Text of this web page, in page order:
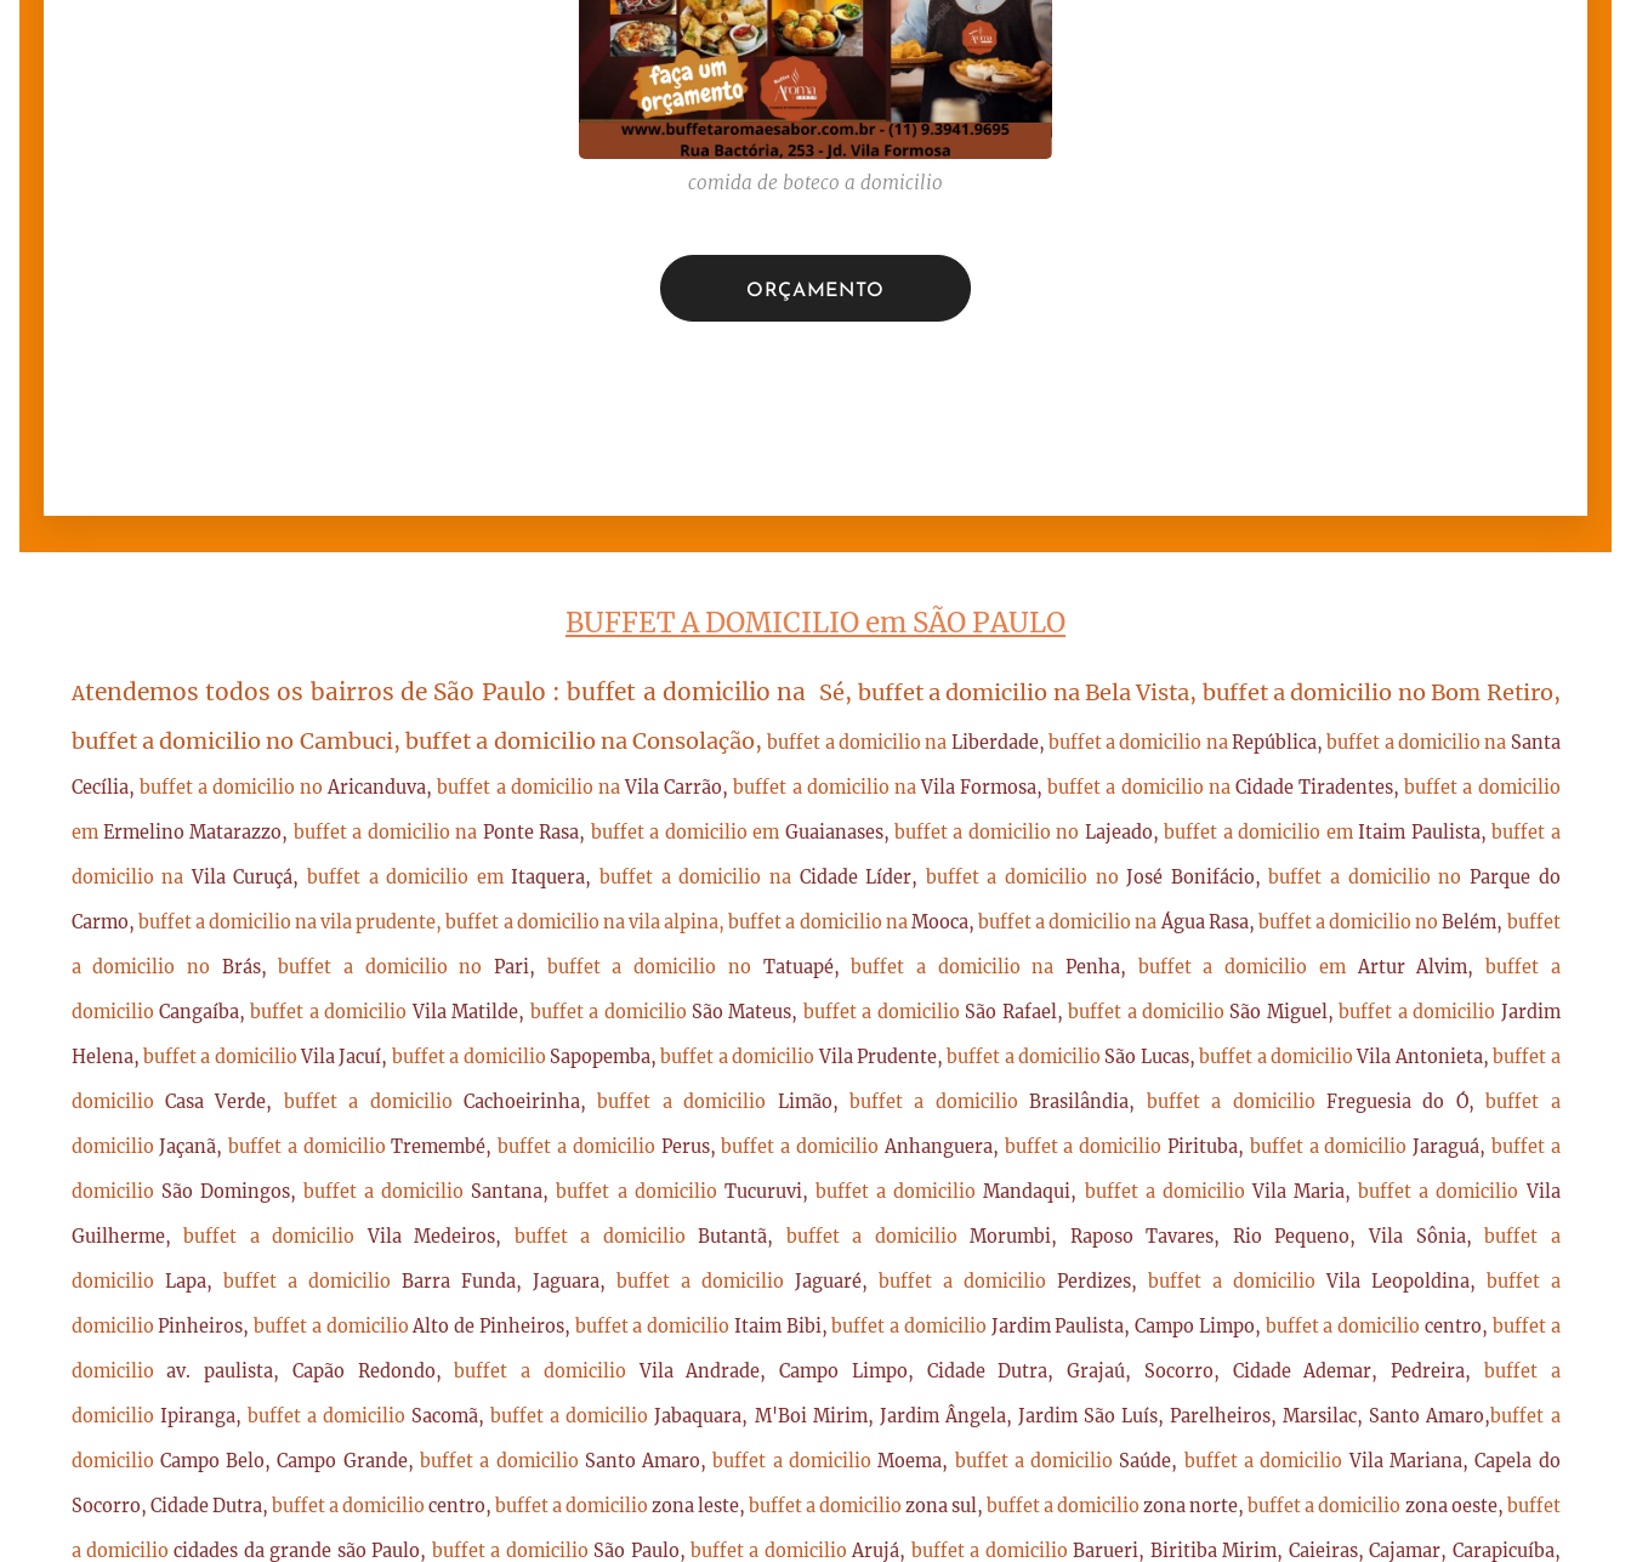
comida de boteco a domicilio
ORÇAMENTO
BUFFET A DOMICILIO em SÃO PAULO
Atendemos todos os bairros de São Paulo : buffet a domicilio na Sé, buffet a domicilio na Bela Vista, buffet a domicilio no Bom Retiro,
buffet a domicilio no Cambuci, buffet a domicilio na Consolação,buffet a domicilio na Liberdade, buffet a domicilio naRepública,buffet a domicilio na Santa
Cecília, buffet a domicilio noAricanduva,buffet a domicilio naVila Carrão,buffet a domicilio naVila Formosa,buffet a domicilio na Cidade Tiradentes,buffet a domicilio
em Ermelino Matarazzo, buffet a domicilio na Ponte Rasa, buffet a domicilio em Guaianases,buffet a domicilio no Lajeado,buffet a domicilio emItaim Paulista,buffet a
domicilio naVila Curuçá, buffet a domicilio emItaquera,buffet a domicilio na Cidade Líder, buffet a domicilio noJosé Bonifácio,buffet a domicilio no Parque do
Carmo, buffet a domicilio na vila prudente,buffet a domicilio na vila alpina, buffet a domicilio naMooca,buffet a domicilio naÁgua Rasa, buffet a domicilio noBelém, buffet
a domicilio no Brás,buffet a domicilio noPari, buffet a domicilio no Tatuapé,buffet a domicilio naPenha, buffet a domicilio emArtur Alvim, buffet a
domicilio Cangaíba,buffet a domicilioVila Matilde, buffet a domicilio São Mateus, buffet a domicilio São Rafael,buffet a domicilio São Miguel,buffet a domicilio Jardim
Helena, buffet a domicilioVila Jacuí, buffet a domicilio Sapopemba,buffet a domicilioVila Prudente,buffet a domicilio São Lucas,buffet a domicilioVila Antonieta,buffet a
domicilio Casa Verde, buffet a domicilio Cachoeirinha,buffet a domicilio Limão,buffet a domicilioBrasilândia, buffet a domicilio Freguesia do Ó,buffet a
domicilioJaçanã,buffet a domicilioTremembé,buffet a domicilio Perus,buffet a domicilioAnhanguera, buffet a domicilio Pirituba, buffet a domicilioJaraguá, buffet a
domicilio São Domingos, buffet a domicilio Santana,buffet a domicilio Tucuruvi, buffet a domicilioMandaqui, buffet a domicilioVila Maria,buffet a domicilioVila
Guilherme,buffet a domicilioVila Medeiros, buffet a domicilioButantã, buffet a domicilioMorumbi, Raposo Tavares, Rio Pequeno, Vila Sônia,buffet a
domicilio Lapa, buffet a domicilio Barra Funda, Jaguara, buffet a domicilio Jaguaré, buffet a domicilio Perdizes, buffet a domicilioVila Leopoldina, buffet a
domicilioPinheiros,buffet a domicilioAlto de Pinheiros, buffet a domicilio Itaim Bibi,buffet a domicilio Jardim Paulista, Campo Limpo, buffet a domiciliocentro, buffet a
domicilioav. paulista, Capão Redondo,buffet a domicilioVila Andrade, Campo Limpo, Cidade Dutra, Grajaú, Socorro, Cidade Ademar, Pedreira, buffet a
domicilio Ipiranga, buffet a domicilio Sacomã,buffet a domicilioJabaquara, M'Boi Mirim, Jardim Ângela, Jardim São Luís, Parelheiros, Marsilac, Santo Amaro,buffet a
domicilio Campo Belo, Campo Grande, buffet a domicilio Santo Amaro,buffet a domicilioMoema, buffet a domicilio Saúde, buffet a domicilioVila Mariana, Capela do
Socorro, Cidade Dutra, buffet a domicilio centro, buffet a domicilio zona leste, buffet a domiciliozona sul,buffet a domiciliozona norte,buffet a domicilio zona oeste, buffet
a domiciliocidades da grande são Paulo, buffet a domicilio São Paulo,buffet a domicilioArujá, buffet a domicilioBarueri, Biritiba Mirim, Caieiras, Cajamar, Carapicuíba,